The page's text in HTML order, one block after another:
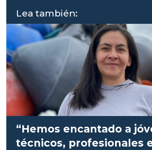
Lea también:
“Hemos encantado a
técnicos, profesionales